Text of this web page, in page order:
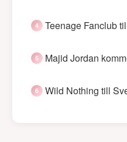
Teenage Fanclub
Majid Jordan
Wild Nothing till